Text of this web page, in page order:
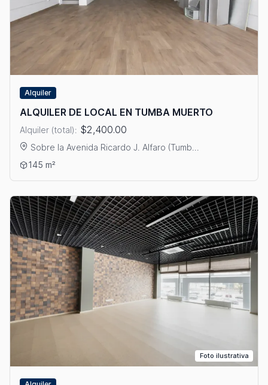
Alquiler
ALQUILER DE LOCAL EN TUMBA MUERTO
Alquiler (total): $2,400.00
Sobre la Avenida Ricardo J. Alfaro (Tumb...
Ver detalles: ALQUILER DE LOCAL EN TUMBA MUERTO
145 m²
Foto ilustrativa